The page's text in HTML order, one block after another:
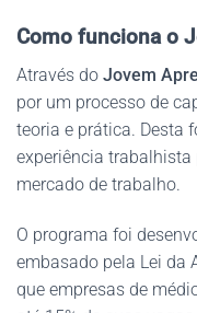
Como funciona o
Através do Jovem
por um processo de
teoria e prática. Desta
experiência
mercado de trabalho.
O programa foi
embasado pela Lei da
que empresas de